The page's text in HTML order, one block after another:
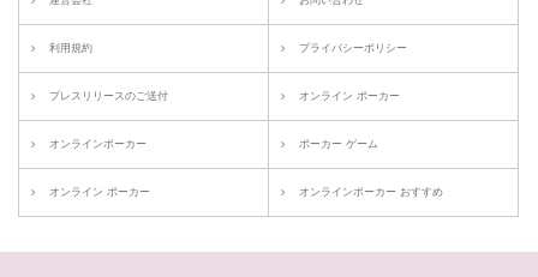
利用規約 プライバシーポリシー
プレスリリースのご送付 オンライン ポーカー
オンラインポーカー ポーカー ゲーム
オンライン ポーカー オンラインポーカー おすすめ